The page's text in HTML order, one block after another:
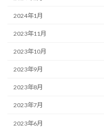
2024年1月
2023年11月
2023年10月
2023年9月
2023年8月
2023年7月
2023年6月